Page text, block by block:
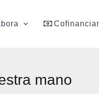
mano